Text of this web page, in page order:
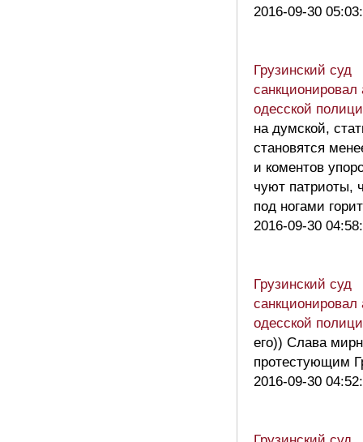
2016-09-30
Грузинский суд
одесской
на думской,
становятся
и коментов
чуют патриоты,
под ногами
2016-09-30
Грузинский суд
одесской
его)) Слава
протестующим
2016-09-30